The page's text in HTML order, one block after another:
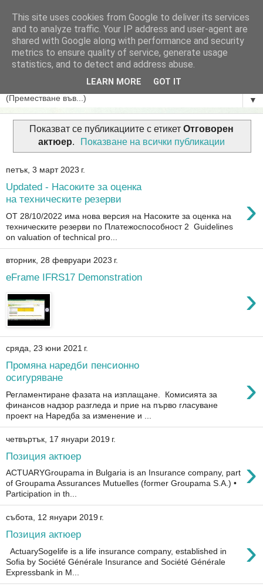
БГ актЮер
Колекция от теми свързани актюерската професия,
застраховането и осигуряването в България.
▼
Показват се публикациите с етикет Отговорен
актюер. Показване на всички публикации
петък, 3 март 2023 г.
Updated - Насоките за оценка
на техническите резерви
›
ОТ 28/10/2022 има нова версия на Насоките за оценка на
техническите резерви по Платежоспособност 2 Guidelines
on valuation of technical pro...
вторник, 28 февруари 2023 г.
eFrame IFRS17 Demonstration
›
сряда, 23 юни 2021 г.
Промяна наредби пенсионно
осигуряване
›
Регламентиране фазата на изплащане. Комисията за
финансов надзор разгледа и прие на първо гласуване
проект на Наредба за изменение и ...
четвъртък, 17 януари 2019 г.
Позиция актюер ›
ACTUARYGroupama in Bulgaria is an Insurance company, part
of Groupama Assurances Mutuelles (former Groupama S.A.) •
Participation in th...
събота, 12 януари 2019 г.
Позиция актюер ›
ActuarySogelife is a life insurance company, established in
Sofia by Société Générale Insurance and Société Générale
Expressbank in M...
This site uses cookies from Google to deliver its services
and to analyze traffic. Your IP address and user-agent are
shared with Google along with performance and security
metrics to ensure quality of service, generate usage
statistics, and to detect and address abuse.
LEARN MORE GOT IT